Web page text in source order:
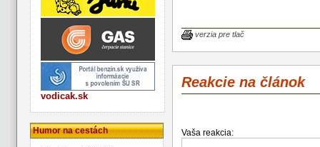
vodicak.sk
Humor na cestách
verzia pre tlač
Reakcie na článok
Vaša reakcia: